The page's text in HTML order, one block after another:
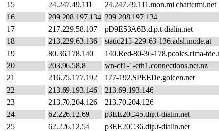
15
24.247.49.111
24.247.49.111.mon.mi.chartermi.net
16
209.208.197.134 209.208.197.134
17
217.229.58.107
pD9E53A6B.dip.t-dialin.net
18
213.229.63.136
static213-229-63-136.adsl.inode.at
19
80.36.178.140
140.Red-80-36-178.pooles.rima-
20
203.96.58.8
wn-cf1-1-eth1.connections.net.nz
21
216.75.177.192
177-192.SPEEDe.golden.net
22
213.69.193.146
213.69.193.146
23
213.70.204.126
213.70.204.126
24
62.226.12.69
p3EE20C45.dip.t-dialin.net
25
62.226.12.54
p3EE20C36.dip.t-dialin.net